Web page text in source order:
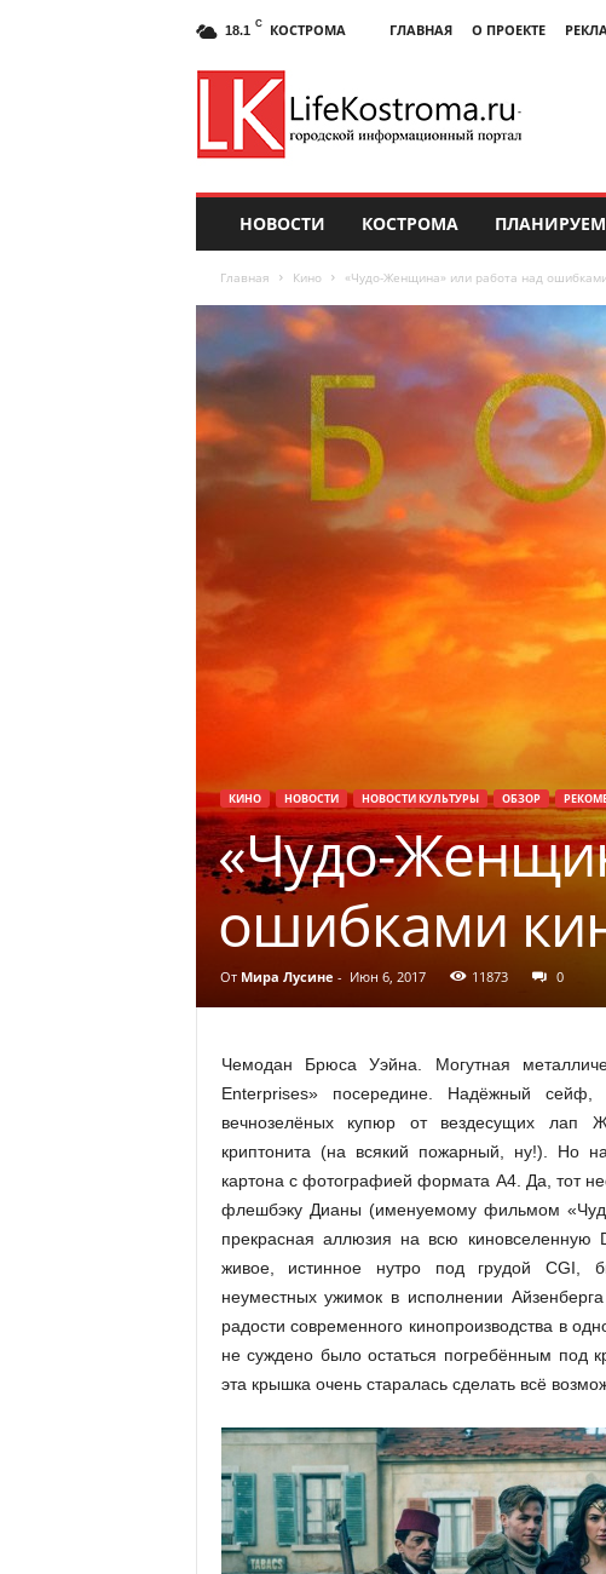
18.1 C КОСТРОМА ГЛАВНАЯ О ПРОЕКТЕ
НОВОСТИ КОСТРОМА
Главная Кино «Чудо-Женщина» или работа над
КИНО НОВОСТИ НОВОСТИ КУЛЬТУРЫ ОБЗОР
«Чудо-
ошибками
От Мира Лусине - Июн 6, 2017 11873 0
Чемодан Брюса Уэйна. Могутная
Enterprises» посередине. Надёжный
вечнозелёных купюр от вездесущих лап
криптонита (на всякий пожарный, ну!). Но
картона с фотографией формата A4. Да, тот
флешбэку Дианы (именуемому фильмом
прекрасная аллюзия на всю
живое, истинное нутро под грудой CGI,
неуместных ужимок в исполнении
радости современного кинопроизводства в
не суждено было остаться погребённым под
эта крышка очень старалась сделать всё